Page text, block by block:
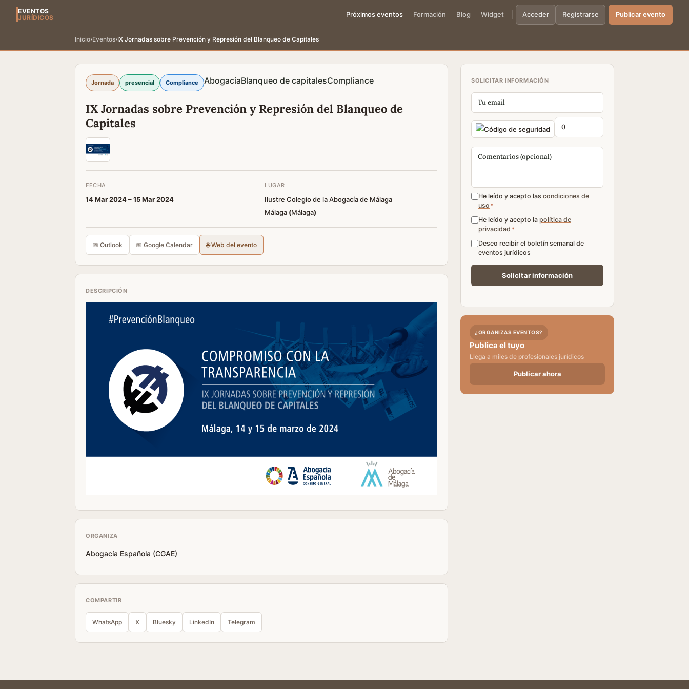
EVENTOS
JURÍDICOS
Próximos eventos Formación Blog Widget Acceder Registrarse Publicar evento
Inicio›Eventos›IX Jornadas sobre Prevención y Represión del Blanqueo de Capitales
Jornada presencial Compliance AbogacíaBlanqueo de capitalesCompliance
IX Jornadas sobre Prevención y Represión del Blanqueo de
Capitales
FECHA
14 Mar 2024 –15 Mar 2024
LUGAR
Ilustre Colegio de la Abogacía de Málaga
Málaga (Málaga)
📅 Outlook 📅 Google Calendar 🌐 Web del evento
DESCRIPCIÓN
ORGANIZA
Abogacía Española (CGAE)
COMPARTIR
WhatsApp X Bluesky LinkedIn Telegram
SOLICITAR INFORMACIÓN
He leído y acepto las condiciones de
uso *
He leído y acepto la política de
privacidad *
Deseo recibir el boletín semanal de
eventos jurídicos
¿ORGANIZAS EVENTOS?
Publica el tuyo
Llega a miles de profesionales jurídicos
Publicar ahora